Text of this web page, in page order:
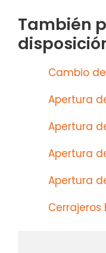
También
Cambio
Apertura
Apertura
Apertura
Apertura
Cerrajeros